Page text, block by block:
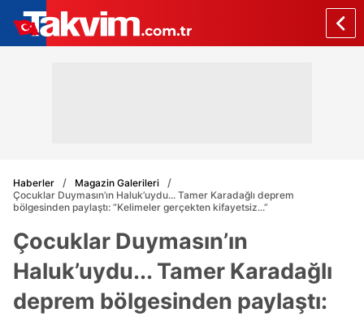
Haberler
Magazin Galerileri
Çocuklar Duymasın’ın Haluk’uydu... Tamer Karadağlı deprem
bölgesinden paylaştı: “Kelimeler gerçekten kifayetsiz...”
Çocuklar Duymasın’ın
Haluk’uydu... Tamer Karadağlı
deprem bölgesinden paylaştı: